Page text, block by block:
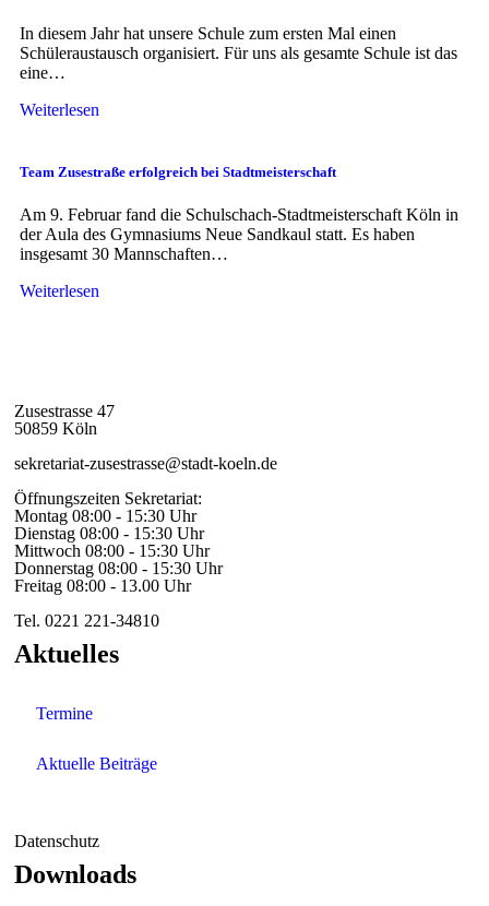
In diesem Jahr hat unsere Schule zum ersten Mal einen
Schüleraustausch organisiert. Für uns als gesamte Schule ist das
eine…
Weiterlesen
Team Zusestraße erfolgreich bei Stadtmeisterschaft
Am 9. Februar fand die Schulschach-Stadtmeisterschaft Köln in
der Aula des Gymnasiums Neue Sandkaul statt. Es haben
insgesamt 30 Mannschaften…
Weiterlesen
Zusestrasse 47
50859 Köln
sekretariat-zusestrasse@stadt-koeln.de
Öffnungszeiten Sekretariat:
Montag 08:00 - 15:30 Uhr
Dienstag 08:00 - 15:30 Uhr
Mittwoch 08:00 - 15:30 Uhr
Donnerstag 08:00 - 15:30 Uhr
Freitag 08:00 - 13.00 Uhr
Tel. 0221 221-34810
Aktuelles
Termine
Aktuelle Beiträge
Datenschutz
Downloads